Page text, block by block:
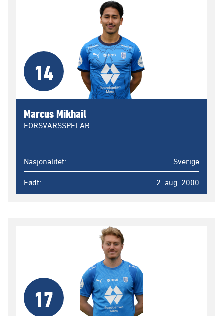
14
Marcus Mikhail
FORSVARSSPELAR
Nasjonalitet Sverige
Født 2. aug. 2000
17